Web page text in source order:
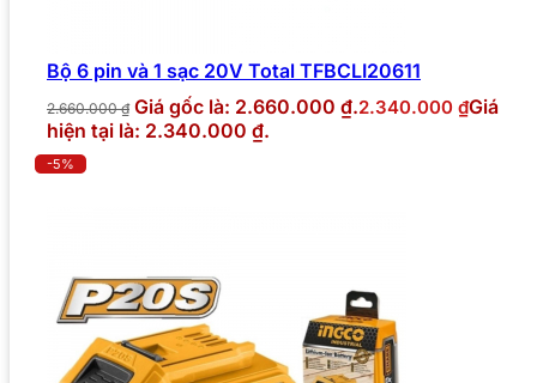
Bộ 6 pin và 1 sạc 20V Total TFBCLI20611
2.660.000₫ Giá gốc là: 2.660.000 ₫.2.340.000 ₫Giá
hiện tại là: 2.340.000 ₫.
-5%